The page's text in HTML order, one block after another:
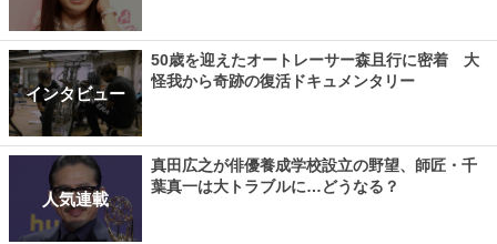
インタビュー
50歳を迎えたオートレーサー森且行に密着 大
怪我から奇跡の復活ドキュメンタリー
人気連載
真田広之が俳優養成学校設立の野望、師匠・千
葉真一は大トラブルに…どうなる？